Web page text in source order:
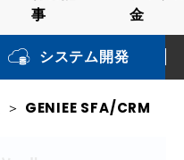
事
金
システム開発
GENIEE SFA/CRM